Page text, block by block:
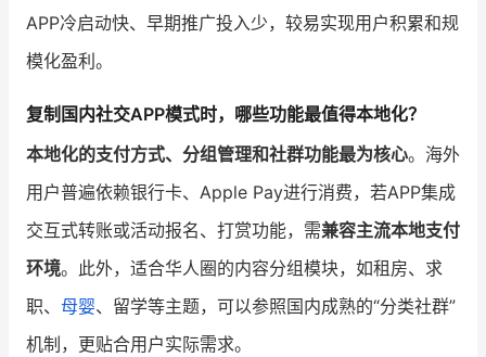
APP冷启动快、早期推广投入少，较易实现用户积累和规
模化盈利。
复制国内社交APP模式时，哪些功能最值得本地化？
本地化的支付方式、分组管理和社群功能最为核心。海外
用户普遍依赖银行卡、Apple Pay进行消费，若APP集成
交互式转账或活动报名、打赏功能，需兼容主流本地支付
环境。此外，适合华人圈的内容分组模块，如租房、求
职、 母婴、留学等主题，可以参照国内成熟的“分类社群”
机制，更贴合用户实际需求。